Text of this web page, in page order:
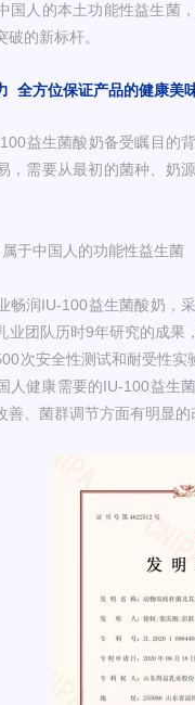
国人的本土功能性益生菌
的新标杆。
全方位保证产品的健康美
益生菌酸奶备受瞩目的
，需要从最初的菌种、奶
于中国人的功能性益生菌
畅润IU-100益生菌酸奶，
业团队历时9年研究的成
次安全性测试和耐受性
人健康需要的IU-100益生
善、菌群调节方面有明显